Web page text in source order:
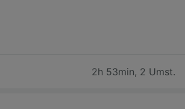
2h 53min, 2 Umst.